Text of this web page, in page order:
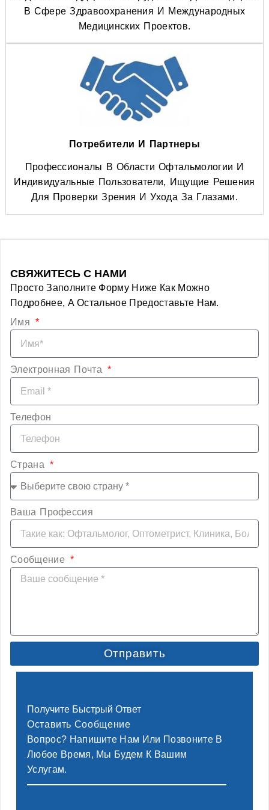
В Сфере Здравоохранения И Международных
Медицинских Проектов.
Потребители И Партнеры
Профессионалы В Области Офтальмологии И
Индивидуальные Пользователи, Ищущие Решения
Для Проверки Зрения И Ухода За Глазами.
СВЯЖИТЕСЬ С НАМИ
Просто Заполните Форму Ниже Как Можно
Подробнее, А Остальное Предоставьте Нам.
Имя
Электронная Почта
Телефон
Страна
Ваша Профессия
Сообщение
Отправить
Получите Быстрый Ответ
Оставить Сообщение
Вопрос? Напишите Нам Или Позвоните В
Любое Время, Мы Будем К Вашим
Услугам.